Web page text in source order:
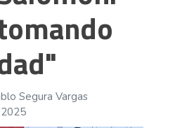
Segura Vargas